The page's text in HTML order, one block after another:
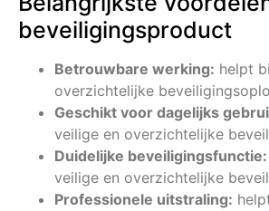
beveiligingsproduct
Betrouwbare werking: helpt
overzichtelijke
Geschikt voor dagelijks
veilige en overzichtelijke
Duidelijke beveiligingsfunctie:
veilige en overzichtelijke
Professionele uitstraling: